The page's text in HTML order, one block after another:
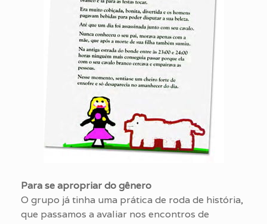
Para se apropriar do gênero
O grupo já tinha uma prática de roda de história,
que passamos a avaliar nos encontros de